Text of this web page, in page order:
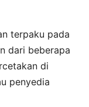
terpaku pada
dari beberapa
di
penyedia